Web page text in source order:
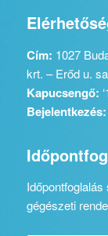
Cím: 1027
krt. – Erőd u.
Kapucsengő:
Bejelentkezés:
gégészeti